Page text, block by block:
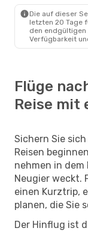
Die auf dieser
letzten 20 Tage
den endgültigen
Verfügbarkeit
Flüge
Reise mit
Sichern Sie
Reisen
nehmen in dem
Neugier weckt.
einen Kurztrip,
planen, die Sie
Der Hinflug ist